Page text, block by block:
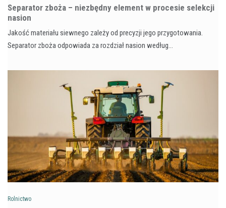
Separator zboża – niezbędny element w procesie selekcji
nasion
Jakość materiału siewnego zależy od precyzji jego przygotowania.
Separator zboża odpowiada za rozdział nasion według…
Rolnictwo